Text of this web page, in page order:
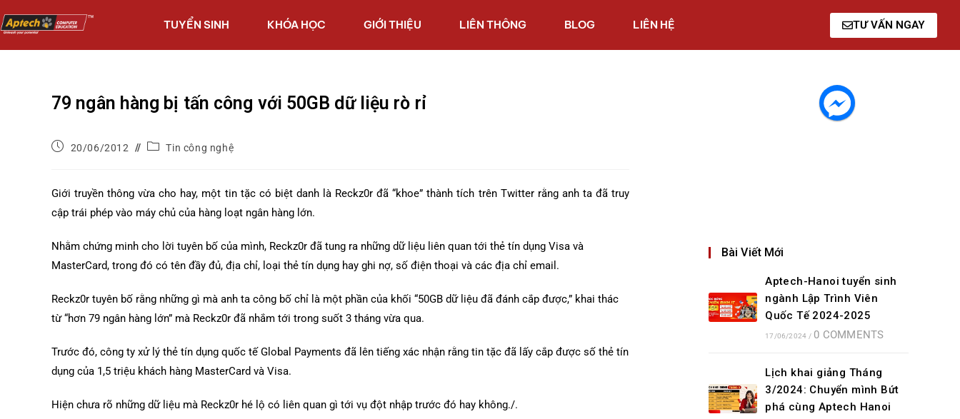
TUYỂN SINH KHÓA HỌC GIỚI THIỆU LIÊN THÔNG BLOG LIÊN HỆ TƯ VẤN NGAY
79 ngân hàng bị tấn công với 50GB dữ liệu rò rỉ
20/06/2012 Tin công nghệ
Giới truyền thông vừa cho hay, một tin tặc có biệt danh là Reckz0r đã “khoe” thành tích trên Twitter rằng anh ta đã truy
cập trái phép vào máy chủ của hàng loạt ngân hàng lớn.
Nhằm chứng minh cho lời tuyên bố của mình, Reckz0r đã tung ra những dữ liệu liên quan tới thẻ tín dụng Visa và
MasterCard, trong đó có tên đầy đủ, địa chỉ, loại thẻ tín dụng hay ghi nợ, số điện thoại và các địa chỉ email.
Reckz0r tuyên bố rằng những gì mà anh ta công bố chỉ là một phần của khối “50GB dữ liệu đã đánh cắp được,” khai thác
từ “hơn 79 ngân hàng lớn” mà Reckz0r đã nhắm tới trong suốt 3 tháng vừa qua.
Trước đó, công ty xử lý thẻ tín dụng quốc tế Global Payments đã lên tiếng xác nhận rằng tin tặc đã lấy cắp được số thẻ tín
dụng của 1,5 triệu khách hàng MasterCard và Visa.
Hiện chưa rõ những dữ liệu mà Reckz0r hé lộ có liên quan gì tới vụ đột nhập trước đó hay không./.
Bài Viết Mới
Aptech-Hanoi tuyển sinh
ngành Lập Trình Viên
Quốc Tế 2024-2025
17/06/2024 / 0 COMMENTS
Lịch khai giảng Tháng
3/2024: Chuyển mình Bứt
phá cùng Aptech Hanoi